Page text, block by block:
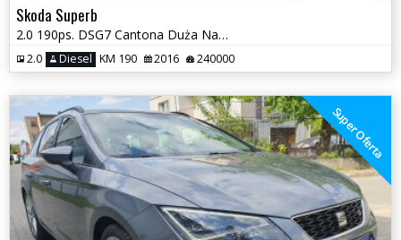
Skoda Superb
2.0 190ps. DSG7 Cantona Duża Navi 2016
2.0 Diesel KM 190 2016 240000
Super Oferta